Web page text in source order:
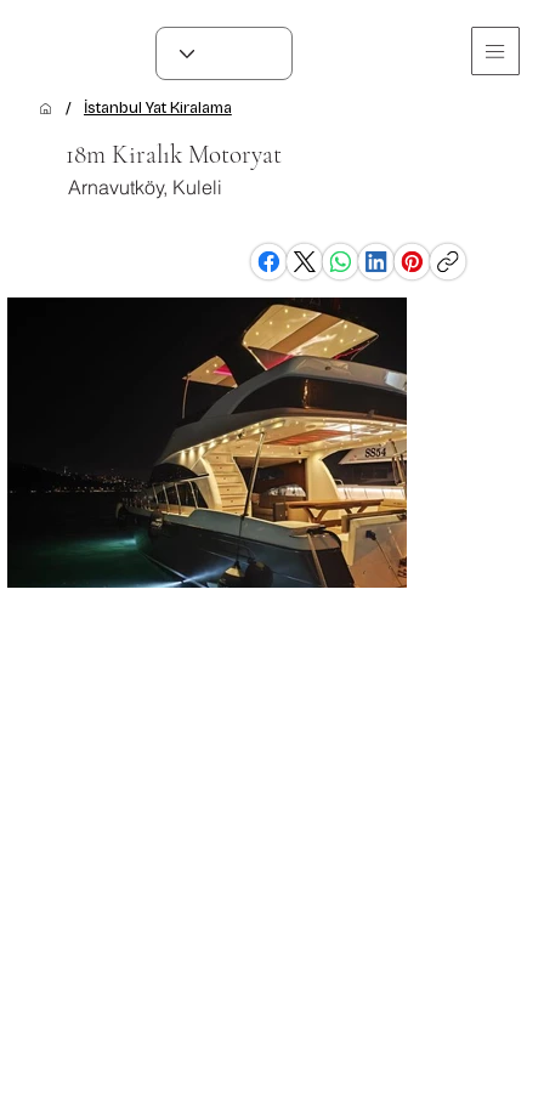
/ İstanbul Yat Kiralama
18m Kiralık Motoryat
Arnavutköy, Kuleli